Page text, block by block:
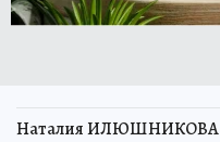
Наталия ИЛЮШНИКОВА